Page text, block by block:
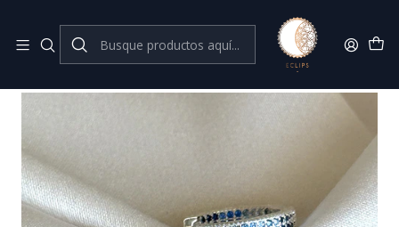
Inicio Aros de colores Azul Huggies azules 14 mm